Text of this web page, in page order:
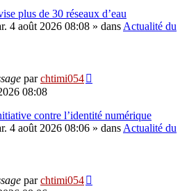
plus de 30 réseaux d’eau
4 août 2026 08:08 » dans Actualité du
parchtimi054
08:08
contre l’identité numérique
4 août 2026 08:06 » dans Actualité du
parchtimi054